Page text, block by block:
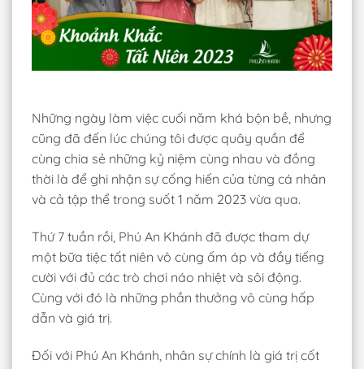
Những ngày làm việc cuối năm khá bộn bề, nhưng
cũng đã đến lúc chúng tôi được quây quần để
cùng chia sẻ những kỷ niệm cùng nhau và đồng
thời là để ghi nhận sự cống hiến của từng cá nhân
và cả tập thể trong suốt 1 năm 2023 vừa qua.
Thứ 7 tuần rồi, Phú An Khánh đã được tham dự
một bữa tiệc tất niên vô cùng ấm áp và đầy tiếng
cười với đủ các trò chơi náo nhiệt và sôi động.
Cùng với đó là những phần thưởng vô cùng hấp
dẫn và giá trị.
Đối với Phú An Khánh, nhân sự chính là giá trị cốt